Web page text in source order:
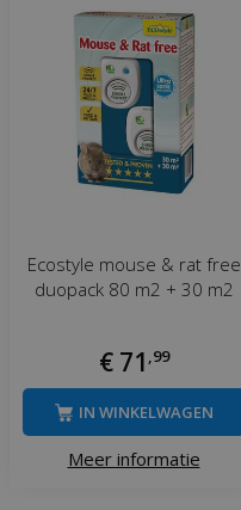
Ecostyle mouse & rat free
duopack 80 m2 + 30 m2
€ 71 ,99
Meer informatie
IN WINKELWAGEN